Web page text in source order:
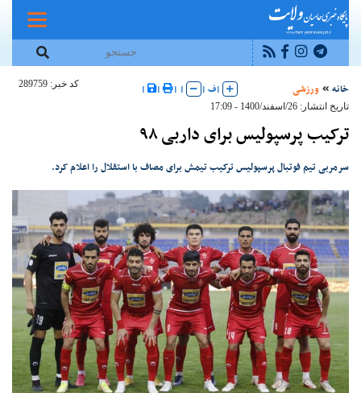
خانه ورزشی |ف |
|
|
|
|
کد خبر: 289759
تاریخ انتشار: 26/اسفند/1400 - 17:09
ترکیب پرسپولیس برای داربی ۹۸
سرمربی تیم فوتبال پرسپولیس ترکیب تیمش برای مصاف با استقلال را اعلام کرد.